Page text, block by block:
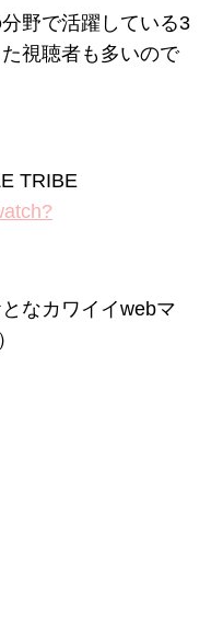
野で活躍している3
視聴者も多いので
TRIBE
なカワイイwebマ